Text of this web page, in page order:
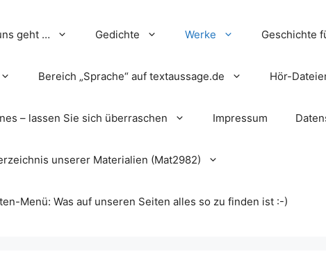
geht … Gedichte Werke Geschichte
Bereich „Sprache“ auf textaussage.de Hör-
– lassen Sie sich überraschen Impressum
unserer Materialien (Mat2982)
Menü: Was auf unseren Seiten alles so zu finden ist :-)